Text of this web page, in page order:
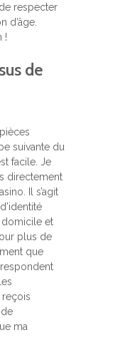
respecter
d’âge.
!
de
suivante du
facile. Je
directement
Il s’agit
domicile et
plus de
que
ma